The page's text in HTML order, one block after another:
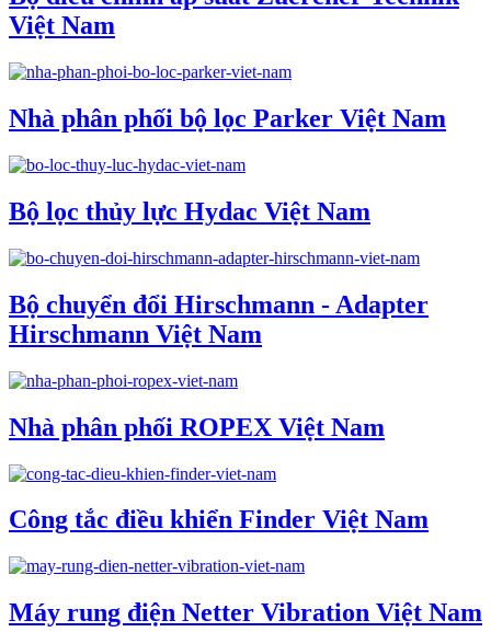
Việt Nam
Nhà phân phối bộ lọc Parker Việt Nam
Bộ lọc thủy lực Hydac Việt Nam
Bộ chuyển đổi Hirschmann - Adapter
Hirschmann Việt Nam
Nhà phân phối ROPEX Việt Nam
Công tắc điều khiển Finder Việt Nam
Máy rung điện Netter Vibration Việt Nam